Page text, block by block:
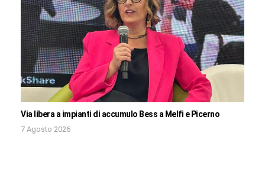
Via libera a impianti di accumulo Bess a Melfi e Picerno
7 Agosto 2026